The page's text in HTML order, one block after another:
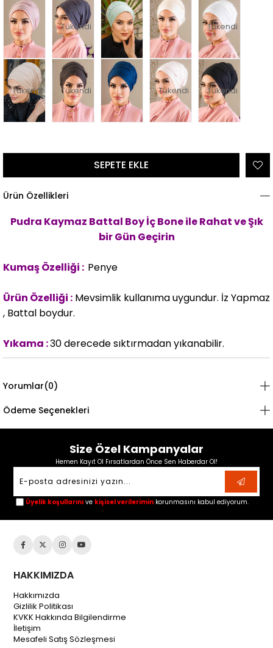
Tükendi Tükendi
Tükendi Tükendi Tükendi Tükendi
Ürün Özellikleri
Pudra Kaymaz Battal Boy İç Boneile Rahat ve Şık
bir Gün Geçirin
Kumaş Özelliği : Penye
Ürün Özelliği : Mevsimlik kullanıma uygundur. İz Yapmaz
, Battal boydur.
Yıkama :30 derecede sıktırmadan yıkanabilir.
Yorumlar(0)
Ödeme Seçenekleri
Size Özel Kampanyalar
Hemen Kayıt Ol Fırsatlardan Önce Sen Haberdar Ol!
Üyelik koşullarını ve kişisel verilerimin korunmasını kabul ediyorum.
HAKKIMIZDA
Hakkımızda
Gizlilik Politikası
KVKK Hakkında Bilgilendirme
İletişim
Mesafeli Satış Sözleşmesi